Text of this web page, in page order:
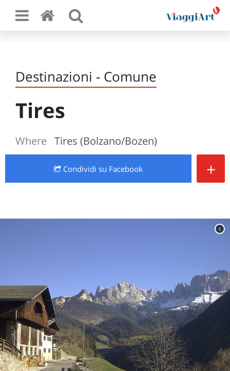
Destinazioni - Comune
Tires
Where Tires (Bolzano/Bozen)
Condividi su Facebook +
c